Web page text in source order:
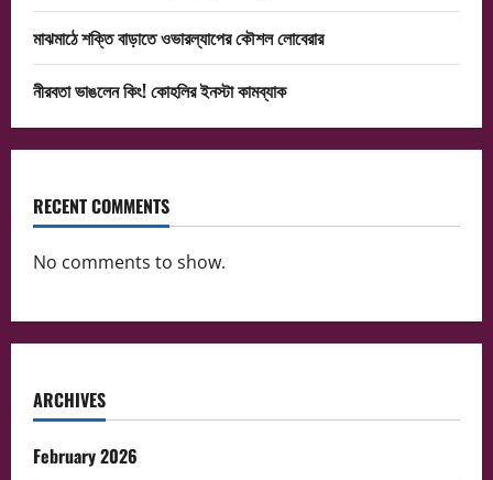
মাঝমাঠে শক্তি বাড়াতে ওভারল্যাপের কৌশল লোবেরার
নীরবতা ভাঙলেন কিং! কোহলির ইনস্টা কামব্যাক
RECENT COMMENTS
No comments to show.
ARCHIVES
February 2026